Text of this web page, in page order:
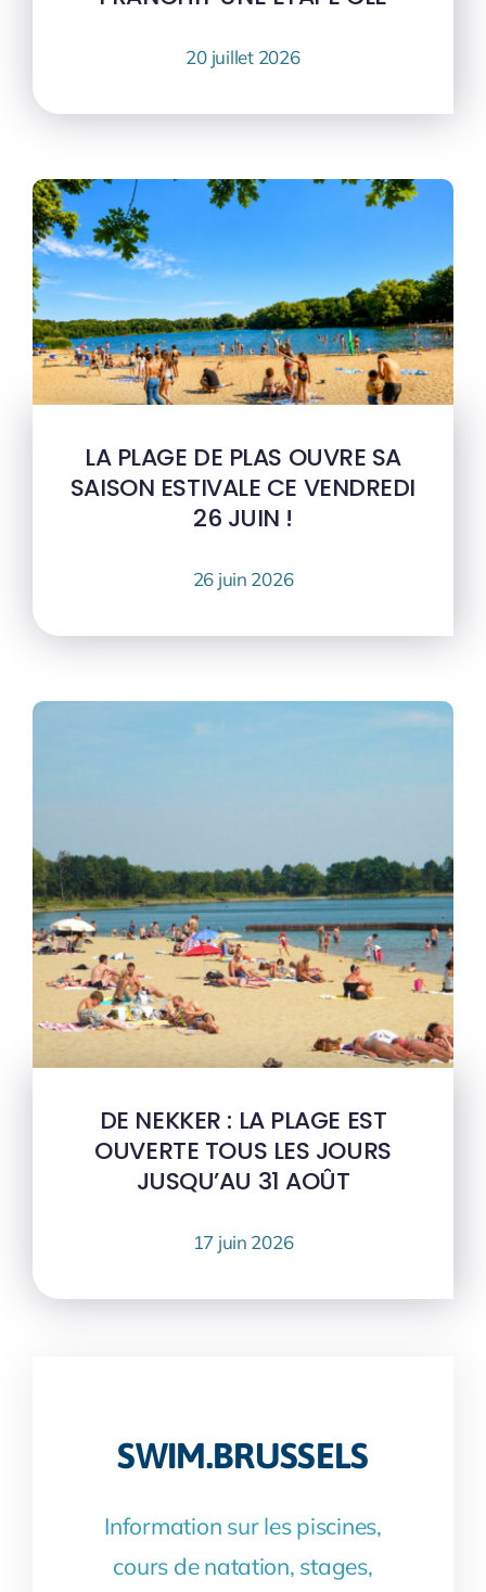
20 juillet 2026
LA PLAGE DE PLAS OUVRE SA
SAISON ESTIVALE CE VENDREDI
26 JUIN !
26 juin 2026
DE NEKKER : LA PLAGE EST
OUVERTE TOUS LES JOURS
JUSQU’AU 31 AOÛT
17 juin 2026
SWIM.BRUSSELS
Information sur les piscines,
cours de natation, stages,